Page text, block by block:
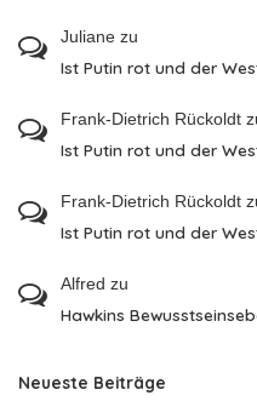
Juliane zu
Ist Putin rot und der
Frank-Dietrich Rückoldt
Ist Putin rot und der
Frank-Dietrich Rückoldt
Ist Putin rot und der
Alfred zu
Hawkins
Neueste Beiträge